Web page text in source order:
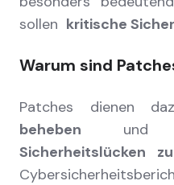
sollen kritische
Warum sind
Patches dienen
beheben und
Sicherheitslücken